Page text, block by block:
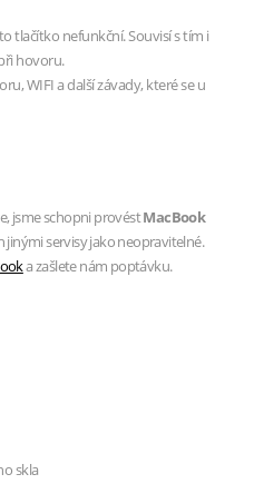
tlačítko nefunkční. Souvisí s tím i
hovoru.
WIFI a další závady, které se u
jsme schopni provéstMacBook
servisy jako neopravitelné.
a zašlete nám poptávku.
skla